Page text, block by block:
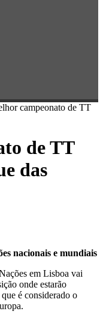
campeonato de TT
de TT
das
nacionais e mundiais
em Lisboa vai
onde estarão
é considerado o